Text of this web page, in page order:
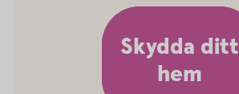
Skydda ditt
hem